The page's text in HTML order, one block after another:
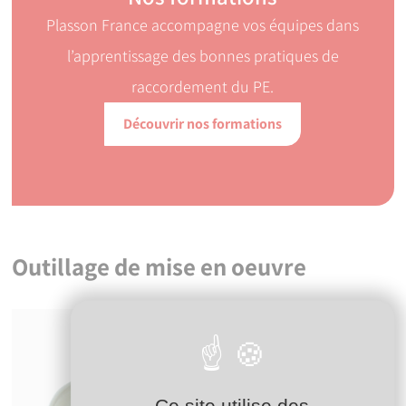
Présentation du Régulateur de pression
Plasson France accompagne vos équipes dans
l’apprentissage des bonnes pratiques de
raccordement du PE.
Découvrir nos formations
Outillage de mise en oeuvre